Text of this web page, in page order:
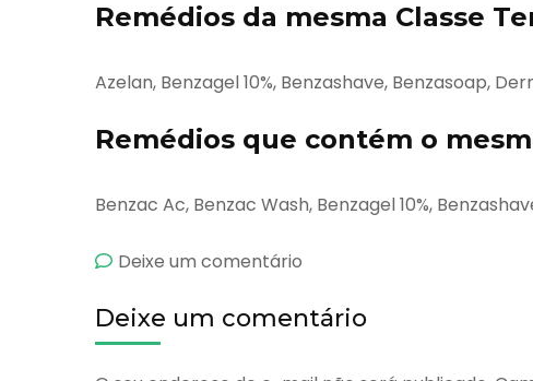
Remédios da mesma Classe
Azelan, Benzagel 10%, Benzashave, Benzasoap,
Remédios que contém o
Benzac Ac, Benzac Wash, Benzagel 10%,
Deixe um comentário
Deixe um comentário